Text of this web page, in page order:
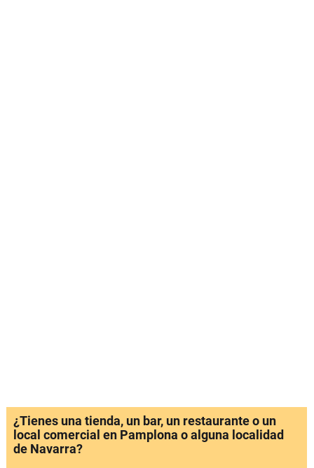
¿Tienes una tienda, un bar, un restaurante o un
local comercial en Pamplona o alguna localidad
de Navarra?